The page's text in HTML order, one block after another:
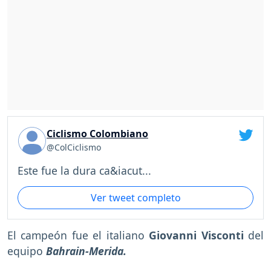
Ciclismo Colombiano
@ColCiclismo
Este fue la dura ca&iacut...
Ver tweet completo
El campeón fue el italiano Giovanni Visconti del
equipo Bahrain-Merida.